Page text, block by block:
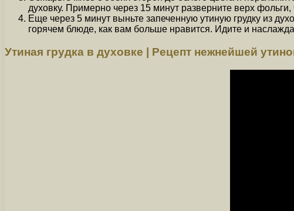
духовку. Примерно через 15 минут разверните верх
Еще через 5 минут выньте запеченную утиную грудку из
горячем блюде, как вам больше нравится. Идите и
Утиная грудка в духовке | Рецепт нежнейшей